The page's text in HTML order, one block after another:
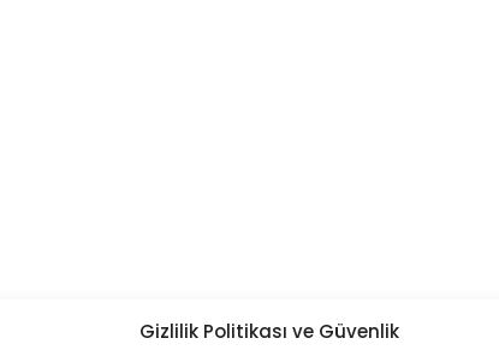
Gizlilik Politikası ve Güvenlik